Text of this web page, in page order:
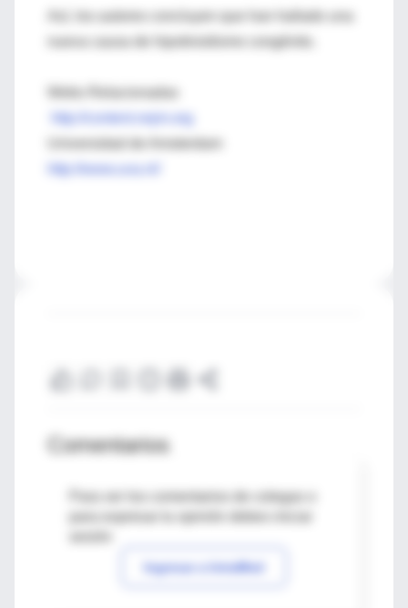
nueva causa de hipotiroidismo congénito.
Comentarios
Para ver los comentarios de colegas o
Ingresar a IntraMed